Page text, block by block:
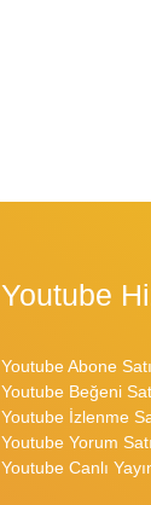
Youtube
Youtube Abone
Youtube Beğeni
Youtube İzlenme
Youtube Yorum
Youtube Canlı